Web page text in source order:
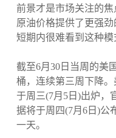
前景才是市场关注的
原油价格提供了更强
短期内很难看到这种
截至6月30日当周的美
桶，连续第三周下降
于周三(7月5日)出炉，
据将于周四(7月6日)公
一天。